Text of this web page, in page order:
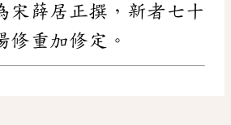
宋薛居正撰，新者七十
修重加修定。